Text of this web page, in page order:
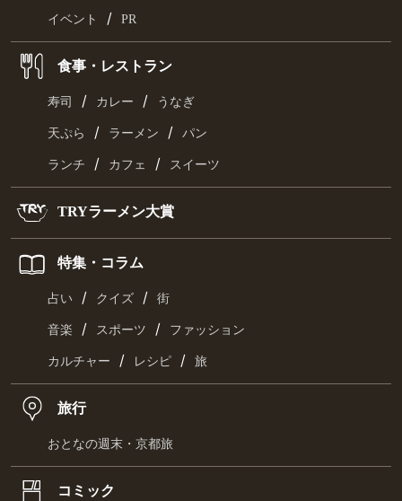
イベント / PR
食事・レストラン
寿司 / カレー / うなぎ
天ぷら / ラーメン / パン
ランチ / カフェ / スイーツ
TRYラーメン大賞
特集・コラム
占い / クイズ / 街
音楽 / スポーツ / ファッション
カルチャー / レシピ / 旅
旅行
おとなの週末・京都旅
コミック